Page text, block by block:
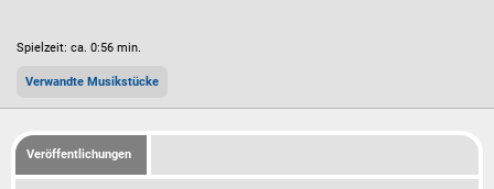
Spielzeit: ca. 0:56 min.
Verwandte Musikstücke
Veröffentlichungen